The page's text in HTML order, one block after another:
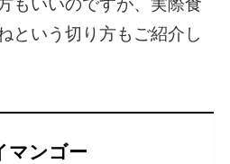
という切り方もご紹介し
マンゴー